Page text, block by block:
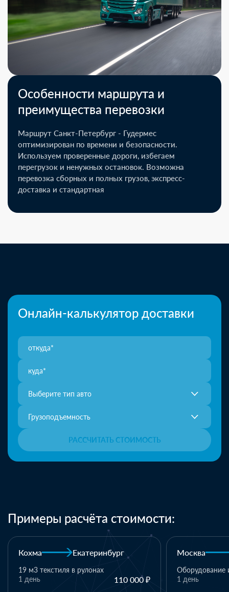
Особенности маршрута и
преимущества перевозки
Маршрут Санкт-Петербург - Гудермес
оптимизирован по времени и безопасности.
Используем проверенные дороги, избегаем
перегрузок и ненужных остановок. Возможна
перевозка сборных и полных грузов, экспресс-
доставка и стандартная
Онлайн-калькулятор доставки
Выберите тип авто
Грузоподъемность
РАССЧИТАТЬ СТОИМОСТЬ
Примеры расчёта стоимости:
110 000 ₽
Москва
Оборудование и комплектующие
110 000 ₽